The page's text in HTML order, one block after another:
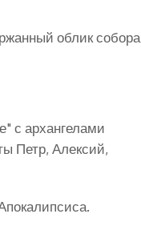
облик собора
с архангелами
Петр, Алексий,